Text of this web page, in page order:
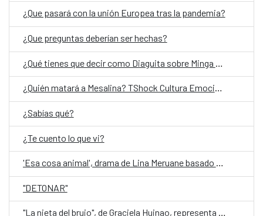
¿Que pasará con la unión Europea tras la pandemia?
¿Que preguntas deberían ser hechas?
¿Quién matará a Mesalina? TShock Cultura Emocional- ESP (Entrada liberada)
¿Sabías qué?
¿Te cuento lo que vi?
'Esa cosa animal', drama de Lina Meruane basado en su ensayo 'Contra los hijos'
"DETONAR"
"La nieta del brujo", de Graciela Huinao, representa a Chile en la quinta edición de Cuentos en Red